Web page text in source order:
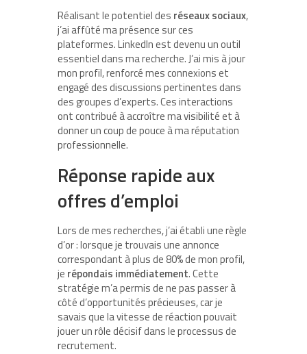
Réalisant le potentiel des réseaux sociaux,
j’ai affûté ma présence sur ces
plateformes. LinkedIn est devenu un outil
essentiel dans ma recherche. J’ai mis à jour
mon profil, renforcé mes connexions et
engagé des discussions pertinentes dans
des groupes d’experts. Ces interactions
ont contribué à accroître ma visibilité et à
donner un coup de pouce à ma réputation
professionnelle.
Réponse rapide aux
offres d’emploi
Lors de mes recherches, j’ai établi une règle
d’or : lorsque je trouvais une annonce
correspondant à plus de 80% de mon profil,
je répondais immédiatement. Cette
stratégie m’a permis de ne pas passer à
côté d’opportunités précieuses, car je
savais que la vitesse de réaction pouvait
jouer un rôle décisif dans le processus de
recrutement.